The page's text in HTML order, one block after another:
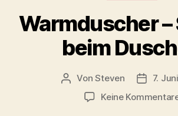
Warmduscher –
beim
Beitragsautor
VonSteven
7.
Keine